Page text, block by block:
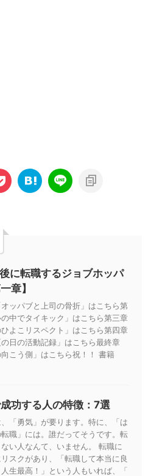
に転職するジョブホッパ
章】
ッパブと上司の骨折」はこちら第
中でタイキック」はこちら第三章
ひよこリスペクト」はこちら第四章
の日の活動記録」はこちら最終章
向こう側」はこちら祝！！ 書籍
功する人の特徴：7選
「勇気」が要ります。特に、「は
転職」には。誰だってそうです。転
い人なんて、いません。 転職に
スクがあり、「転職して本当に良
生最高！」という人もいれば、「